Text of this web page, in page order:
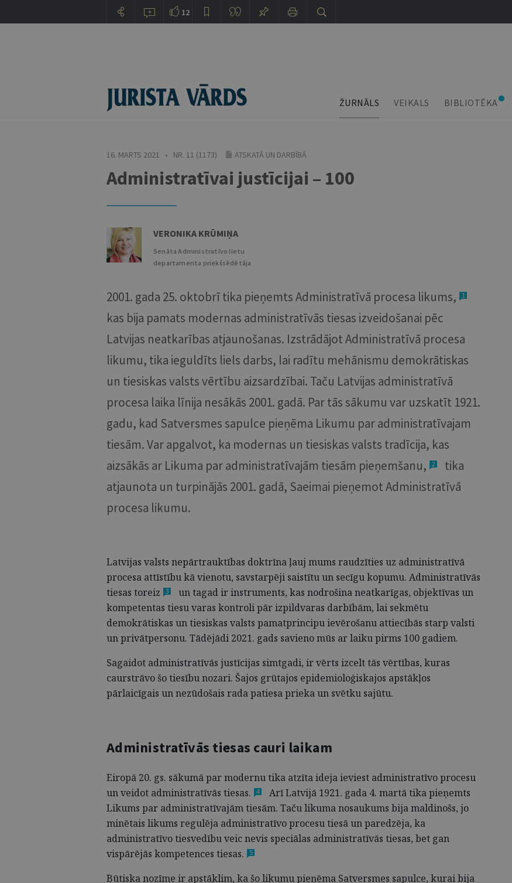
ŽURNĀLS VEIKALS BIBLIOTĒKA
16. MARTS 2021 • NR. 11 (1173) ATSKATĀ UN DARBĪBĀ
Administratīvai justīcijai – 100
VERONIKA KRŪMIŅA
Senāta Administratīvo lietu
departamenta priekšsēdētāja
2001. gada 25. oktobrī tika pieņemts Administratīvā procesa likums, 1
kas bija pamats modernas administratīvās tiesas izveidošanai pēc
Latvijas neatkarības atjaunošanas. Izstrādājot Administratīvā procesa
likumu, tika ieguldīts liels darbs, lai radītu mehānismu demokrātiskas
un tiesiskas valsts vērtību aizsardzībai. Taču Latvijas administratīvā
procesa laika līnija nesākās 2001. gadā. Par tās sākumu var uzskatīt 1921.
gadu, kad Satversmes sapulce pieņēma Likumu par administratīvajam
tiesām. Var apgalvot, ka modernas un tiesiskas valsts tradīcija, kas
aizsākās ar Likuma par administratīvajām tiesām pieņemšanu,
2
tika
atjaunota un turpinājās 2001. gadā, Saeimai pieņemot Administratīvā
procesa likumu.
Latvijas valsts nepārtrauktības doktrīna ļauj mums raudzīties uz administratīvā
procesa attīstību kā vienotu, savstarpēji saistītu un secīgu kopumu. Administratīvās
tiesas toreiz 3
un tagad ir instruments, kas nodrošina neatkarīgas, objektīvas un
kompetentas tiesu varas kontroli pār izpildvaras darbībām, lai sekmētu
demokrātiskas un tiesiskas valsts pamatprincipu ievērošanu attiecībās starp valsti
un privātpersonu. Tādējādi 2021. gads savieno mūs ar laiku pirms 100 gadiem.
Sagaidot administratīvās justīcijas simtgadi, ir vērts izcelt tās vērtības, kuras
caurstrāvo šo tiesību nozari. Šajos grūtajos epidemioloģiskajos apstākļos
pārlaicīgais un nezūdošais rada patiesa prieka un svētku sajūtu.
Administratīvās tiesas cauri laikam
Eiropā 20. gs. sākumā par modernu tika atzīta ideja ieviest administratīvo procesu
un veidot administratīvās tiesas. 4
Arī Latvijā 1921. gada 4. martā tika pieņemts
Likums par administratīvajām tiesām. Taču likuma nosaukums bija maldinošs, jo
minētais likums regulēja administratīvo procesu tiesā un paredzēja, ka
administratīvo tiesvedību veic nevis speciālas administratīvās tiesas, bet gan
vispārējās kompetences tiesas. 5
Būtiska nozīme ir apstāklim, ka šo likumu pieņēma Satversmes sapulce, kurai bija
12